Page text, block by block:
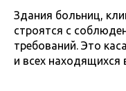
Здания больниц,
строятся с
требований. Это
и всех находящихся